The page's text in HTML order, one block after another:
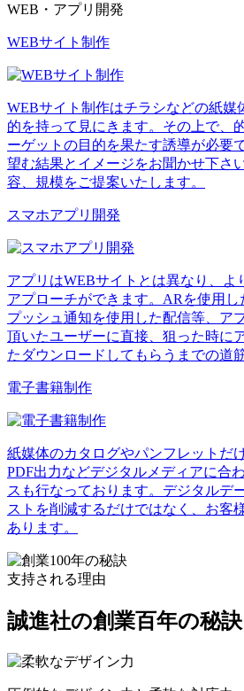
WEB・アプリ開発
WEBサイト制作
WEBサイト制作はチラシなどの紙媒
的を持って見にきます。その上で、
ーゲットの目的を果たす誘導が必要
望む結果とイメージをお聞かせ下さ
容、規模をご提案いたします。
スマホアプリ開発
アプリはWEBサイトとは異なり、よ
アプローチができます。ARを使用し
プッシュ通知を使用した配信等、ア
頂いたユーザーに直接、狙った時に
たダウンロードしてもらうまでの道
電子書籍制作
紙媒体のカタログやパンフレットだ
PDF出力などデジタルメディアに合
スも行なっております。デジタルデ
ストを削減するだけではなく、お客
あります。
支持される理由
誠進社の創業百年の秘訣